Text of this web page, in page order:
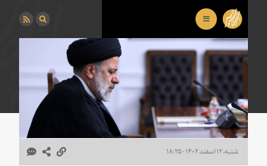
شنبه، ۱۲ اسفند ۱۴۰۲ - ۱۸:۲۵